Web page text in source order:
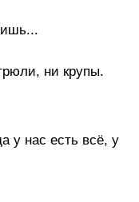
ни крупы.
у нас есть всё, у